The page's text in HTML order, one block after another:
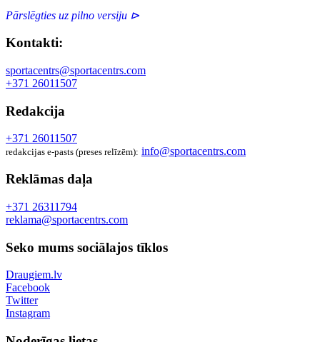
Pārslēgties uz pilno versiju ⊳
Kontakti:
sportacentrs@sportacentrs.com
+371 26011507
Redakcija
+371 26011507
redakcijas e-pasts (preses relīzēm): info@sportacentrs.com
Reklāmas daļa
+371 26311794
reklama@sportacentrs.com
Seko mums sociālajos tīklos
Draugiem.lv
Facebook
Twitter
Instagram